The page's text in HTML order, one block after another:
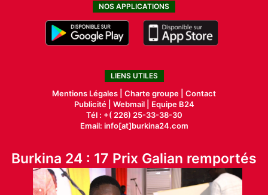
NOS APPLICATIONS
LIENS UTILES
Mentions Légales | Charte groupe | Contact
Publicité| Webmail |
Equipe B24
Tél : +( 226) 25-33-38-30
Email: info[at]burkina24.com
Burkina 24 : 17 Prix Galian remportés